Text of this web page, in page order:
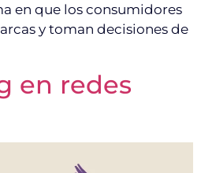
en que los consumidores
y toman decisiones de
en redes